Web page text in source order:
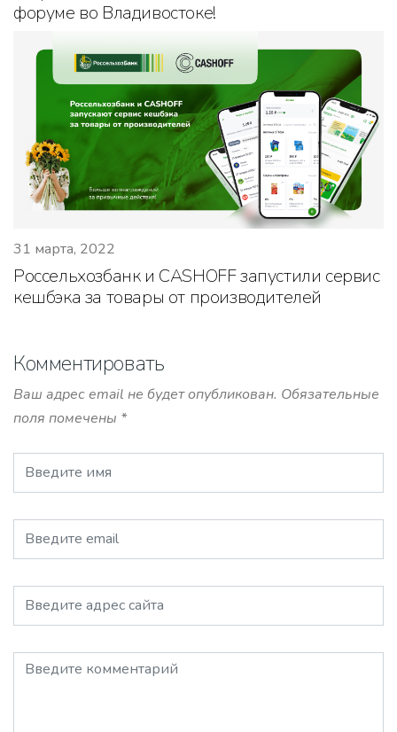
форуме во Владивостоке!
31 марта, 2022
Россельхозбанк и CASHOFF запустили сервис
кешбэка за товары от производителей
Комментировать
Ваш адрес email не будет опубликован. Обязательные
поля помечены *